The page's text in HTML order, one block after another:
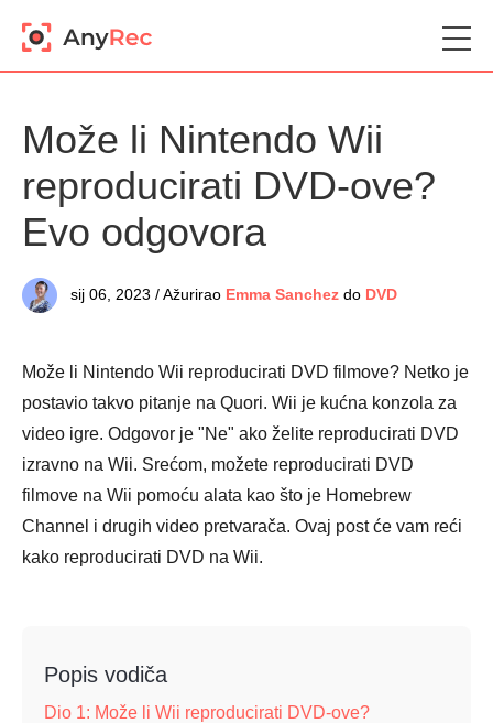
Može li Nintendo Wii
reproducirati DVD-ove?
Evo odgovora
sij 06, 2023 / Ažurirao Emma Sanchez do DVD
Može li Nintendo Wii reproducirati DVD filmove? Netko je
postavio takvo pitanje na Quori. Wii je kućna konzola za
video igre. Odgovor je "Ne" ako želite reproducirati DVD
izravno na Wii. Srećom, možete reproducirati DVD
filmove na Wii pomoću alata kao što je Homebrew
Channel i drugih video pretvarača. Ovaj post će vam reći
kako reproducirati DVD na Wii.
Popis vodiča
Dio 1: Može li Wii reproducirati DVD-ove?